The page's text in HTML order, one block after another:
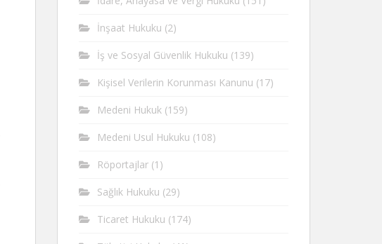
İnşaat Hukuku (2)
İş ve Sosyal Güvenlik Hukuku (139)
Kişisel Verilerin Korunması Kanunu (17)
Medeni Hukuk (159)
Medeni Usul Hukuku (108)
Röportajlar (1)
Sağlık Hukuku (29)
Ticaret Hukuku (174)